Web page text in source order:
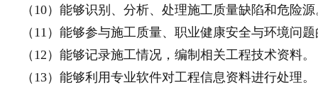
（10）能够识别、分析、处理施工质量缺陷和危险源
（11）能够参与施工质量、职业健康安全与环境问
（12）能够记录施工情况，编制相关工程技术资料。
（13）能够利用专业软件对工程信息资料进行处理。